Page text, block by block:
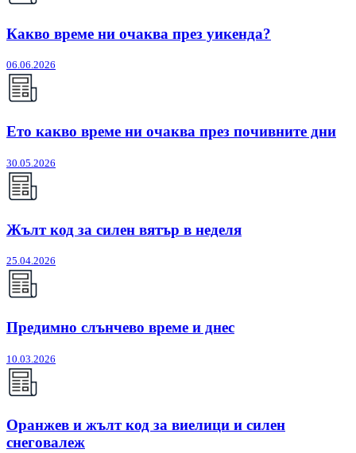
Какво време ни очаква през уикенда?
06.06.2026
Ето какво време ни очаква през почивните дни
30.05.2026
Жълт код за силен вятър в неделя
25.04.2026
Предимно слънчево време и днес
10.03.2026
Оранжев и жълт код за виелици и силен
снеговалеж